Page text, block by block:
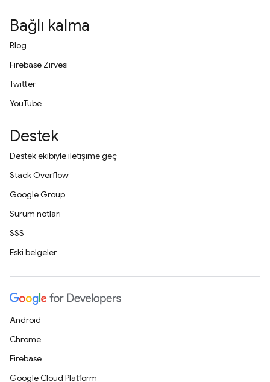
Bağlı kalma
Blog
Firebase Zirvesi
Twitter
YouTube
Destek
Destek ekibiyle iletişime geç
Stack Overflow
Google Group
Sürüm notları
SSS
Eski belgeler
Android
Chrome
Firebase
Google Cloud Platform